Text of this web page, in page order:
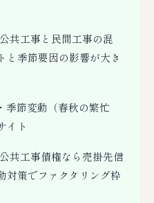
共工事と民間工事の混
と季節要因の影響が大き
季節変動（春秋の繁忙
イト
公共工事債権なら売掛先信
策でファクタリング枠